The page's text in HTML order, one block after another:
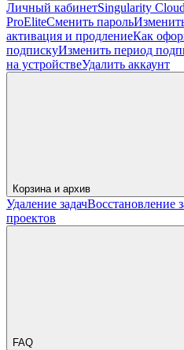
Личный кабинетSingularity
ProEliteСменить пароль
активация и продлениеКак
подпискуИзменить период
на устройствеУдалить аккаунт
Корзина и архив
Удаление задачВосстановление
проектов
FAQ